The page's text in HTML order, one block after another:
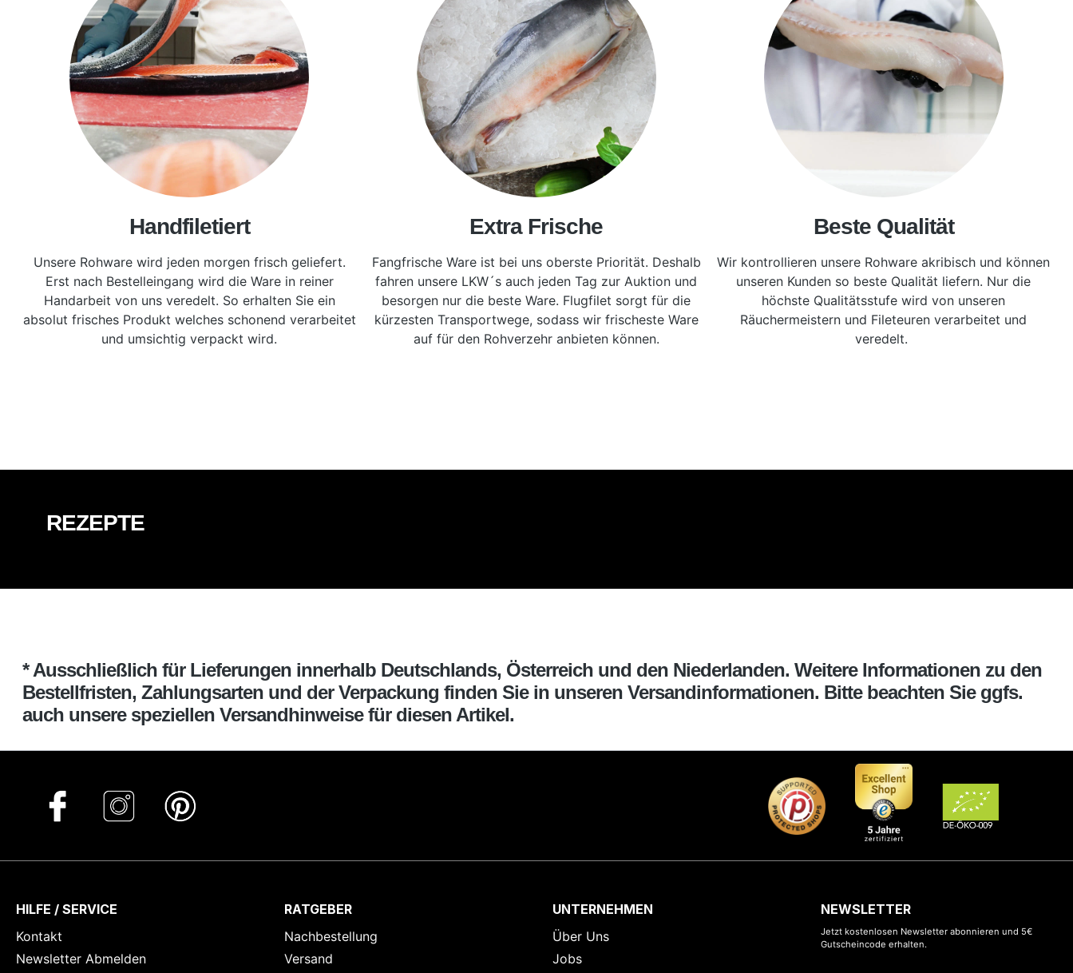
Handfiletiert
Unsere Rohware wird jeden morgen frisch geliefert.
Erst nach Bestelleingang wird die Ware in reiner
Handarbeit von uns veredelt. So erhalten Sie ein
absolut frisches Produkt welches schonend verarbeitet
und umsichtig verpackt wird.
Extra Frische
Fangfrische Ware ist bei uns oberste Priorität. Deshalb
fahren unsere LKW´s auch jeden Tag zur Auktion und
besorgen nur die beste Ware. Flugfilet sorgt für die
kürzesten Transportwege, sodass wir frischeste Ware
auf für den Rohverzehr anbieten können.
Beste Qualität
Wir kontrollieren unsere Rohware akribisch und können
unseren Kunden so beste Qualität liefern. Nur die
höchste Qualitätsstufe wird von unseren
Räuchermeistern und Fileteuren verarbeitet und
veredelt.
REZEPTE
* Ausschließlich für Lieferungen innerhalb Deutschlands, Österreich und den Niederlanden. Weitere Informationen zu den
Bestellfristen, Zahlungsarten und der Verpackung finden Sie in unseren Versandinformationen. Bitte beachten Sie ggfs.
auch unsere speziellen Versandhinweise für diesen Artikel.
HILFE / SERVICE
Kontakt
Newsletter Abmelden
RATGEBER
Nachbestellung
Versand
UNTERNEHMEN
Über Uns
Jobs
NEWSLETTER
Jetzt kostenlosen Newsletter abonnieren und 5€
Gutscheincode erhalten.